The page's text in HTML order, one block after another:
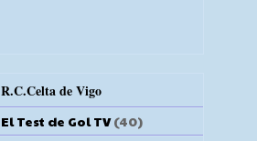
R.C.Celta de Vigo
El Test de Gol TV (40)